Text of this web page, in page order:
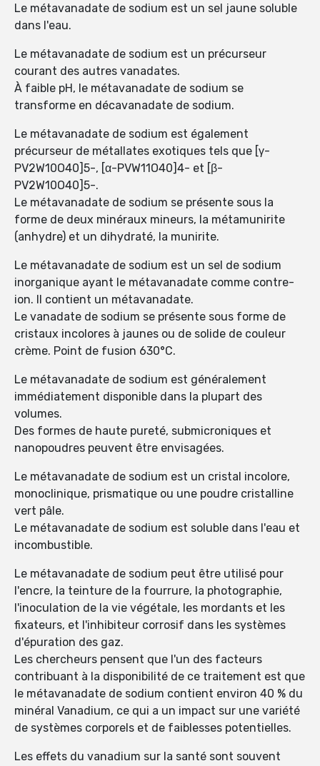
Le métavanadate de sodium est un sel jaune soluble
dans l'eau.
Le métavanadate de sodium est un précurseur
courant des autres vanadates.
À faible pH, le métavanadate de sodium se
transforme en décavanadate de sodium.
Le métavanadate de sodium est également
précurseur de métallates exotiques tels que [γ-
PV2W10O40]5-, [α-PVW11O40]4- et [β-
PV2W10O40]5-.
Le métavanadate de sodium se présente sous la
forme de deux minéraux mineurs, la métamunirite
(anhydre) et un dihydraté, la munirite.
Le métavanadate de sodium est un sel de sodium
inorganique ayant le métavanadate comme contre-
ion. Il contient un métavanadate.
Le vanadate de sodium se présente sous forme de
cristaux incolores à jaunes ou de solide de couleur
crème. Point de fusion 630°C.
Le métavanadate de sodium est généralement
immédiatement disponible dans la plupart des
volumes.
Des formes de haute pureté, submicroniques et
nanopoudres peuvent être envisagées.
Le métavanadate de sodium est un cristal incolore,
monoclinique, prismatique ou une poudre cristalline
vert pâle.
Le métavanadate de sodium est soluble dans l'eau et
incombustible.
Le métavanadate de sodium peut être utilisé pour
l'encre, la teinture de la fourrure, la photographie,
l'inoculation de la vie végétale, les mordants et les
fixateurs, et l'inhibiteur corrosif dans les systèmes
d'épuration des gaz.
Les chercheurs pensent que l'un des facteurs
contribuant à la disponibilité de ce traitement est que
le métavanadate de sodium contient environ 40 % du
minéral Vanadium, ce qui a un impact sur une variété
de systèmes corporels et de faiblesses potentielles.
Les effets du vanadium sur la santé sont souvent